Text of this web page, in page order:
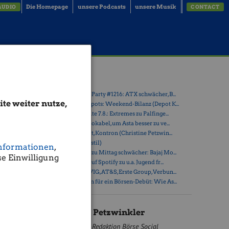
weiter nutze,
,
Einwilligung
Die Homepage unsere Podcasts unsere Musik CONTACT
» Wiener Börse Party #1216: ATX schwächer, B...
» Österreich-Depots: Weekend-Bilanz (Depot K...
» Börsegeschichte 7.8.: Extremes zu Palfinge...
» Nachlese: 10 Vokabel, um Asta besser zu ve...
» PIR-News: Post, Kontron (Christine Petzwin...
» (Christian Drastil)
» Wiener Börse zu Mittag schwächer: Bajaj Mo...
» Börse-Inputs auf Spotify zu u.a. Jugend fr...
» ATX-Trends: VIG, AT&S, Erste Group, Verbun...
» Zehn Vokabeln für ein Börsen-Debüt: Wie As...
Christine Petzwinkler
Redaktion Börse Social